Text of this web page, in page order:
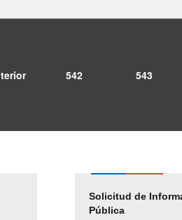
542 543
Solicitud de
Pública
Pago Proveedores